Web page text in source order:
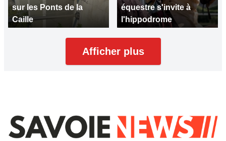
sur les Ponts de la
Caille
équestre s'invite à
l'hippodrome
Afficher plus